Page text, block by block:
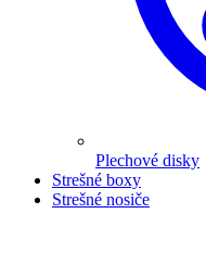
Plechové disky
Strešné boxy
Strešné nosiče